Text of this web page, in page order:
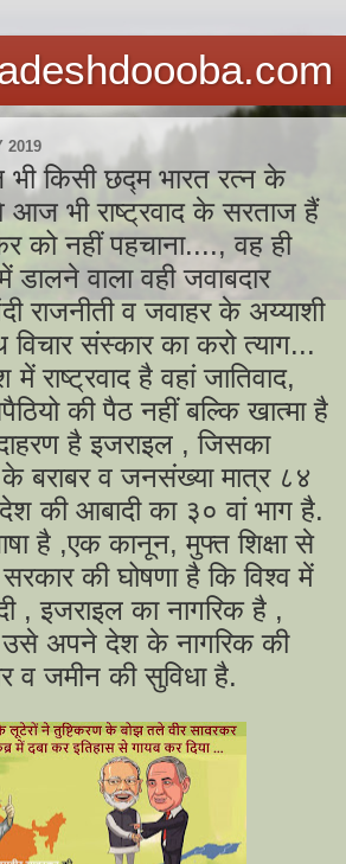
2019
किसी छद्म भारत रत्न के
आज भी राष्ट्रवाद के सरताज हैं
को नहीं पहचाना...., वह ही
वाला वही जवाबदार
राजनीती व जवाहर के अय्याशी
विचार संस्कार का करो त्याग...
राष्ट्रवाद है वहां जातिवाद,
की पैठ नहीं बल्कि खात्मा है
है इजराइल , जिसका
बराबर व जनसंख्या मात्र ८४
की आबादी का ३० वां भाग है.
है ,एक कानून, मुफ्त शिक्षा से
की घोषणा है कि विश्व में
, इजराइल का नागरिक है ,
अपने देश के नागरिक की
व जमीन की सुविधा है.